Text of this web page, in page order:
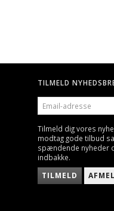
TILMELD
EMAIL-
ADRESSE
Tilmeld dig vores
modtag gode tilbud
spændende nyheder
indbakke.
TILMELD